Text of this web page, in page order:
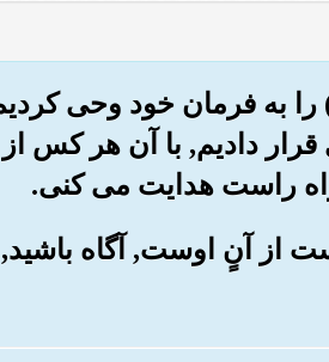
را به فرمان خود وحی
دادیم, با آن هر کس از
راه راست هدایت می کنی.
از آنٍ اوست, آگاه